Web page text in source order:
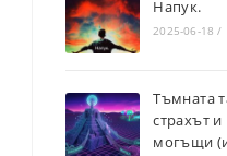
Напук.
2025-06-18 /
Тъмната
страхът
могъщи